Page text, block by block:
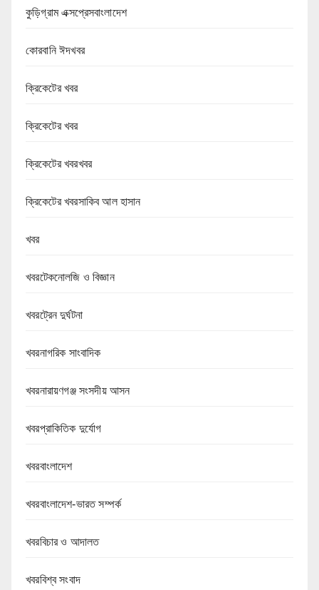
কুড়িগ্রাম এক্সপ্রেসবাংলাদেশ
কোরবানি ঈদখবর
ক্রিকেটের খবর
ক্রিকেটের খবর
ক্রিকেটের খবরখবর
ক্রিকেটের খবরসাকিব আল হাসান
খবর
খবরটেকনোলজি ও বিজ্ঞান
খবরট্রেন দুর্ঘটনা
খবরনাগরিক সাংবাদিক
খবরনারায়ণগঞ্জ সংসদীয় আসন
খবরপ্রাকিতিক দুর্যোগ
খবরবাংলাদেশ
খবরবাংলাদেশ-ভারত সম্পর্ক
খবরবিচার ও আদালত
খবরবিশ্ব সংবাদ